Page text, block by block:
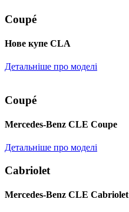
Coupé
Нове купе CLA
Детальніше про моделі
Coupé
Mercedes-Benz CLE Coupe
Детальніше про моделі
Cabriolet
Mercedes-Benz CLE Cabriolet